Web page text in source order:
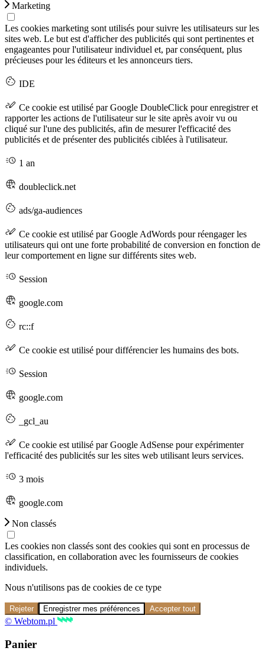
Marketing
Les cookies marketing sont utilisés pour suivre les utilisateurs sur les
sites web. Le but est d'afficher des publicités qui sont pertinentes et
engageantes pour l'utilisateur individuel et, par conséquent, plus
précieuses pour les éditeurs et les annonceurs tiers.
IDE
Ce cookie est utilisé par Google DoubleClick pour enregistrer et
rapporter les actions de l'utilisateur sur le site après avoir vu ou
cliqué sur l'une des publicités, afin de mesurer l'efficacité des
publicités et de présenter des publicités ciblées à l'utilisateur.
1 an
doubleclick.net
ads/ga-audiences
Ce cookie est utilisé par Google AdWords pour réengager les
utilisateurs qui ont une forte probabilité de conversion en fonction de
leur comportement en ligne sur différents sites web.
Session
google.com
rc::f
Ce cookie est utilisé pour différencier les humains des bots.
Session
google.com
_gcl_au
Ce cookie est utilisé par Google AdSense pour expérimenter
l'efficacité des publicités sur les sites web utilisant leurs services.
3 mois
google.com
Non classés
Les cookies non classés sont des cookies qui sont en processus de
classification, en collaboration avec les fournisseurs de cookies
individuels.
Nous n'utilisons pas de cookies de ce type
Rejeter Enregistrer mes préférences Accepter tout
© Webtom.pl
Panier